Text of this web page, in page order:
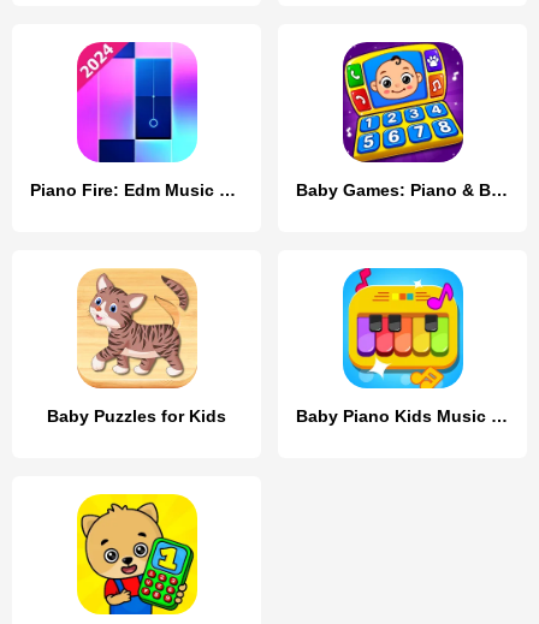
Piano Fire: Edm Music & Piano Baby Games: Piano & Baby Phone
Baby Puzzles for Kids Baby Piano Kids Music Games